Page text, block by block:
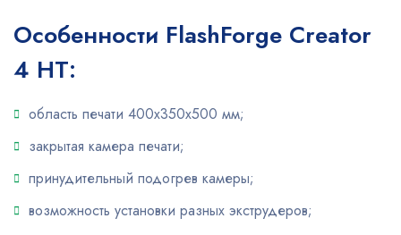
Особенности FlashForge Creator
4 HT:
область печати 400х350х500 мм;
закрытая камера печати;
принудительный подогрев камеры;
возможность установки разных экструдеров;